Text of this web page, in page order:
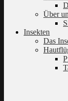
Über
Insekten
Das